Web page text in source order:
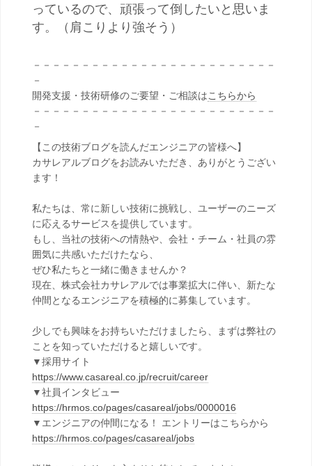
っているので、頑張って倒したいと思いま
す。（肩こりより強そう）
－－－－－－－－－－－－－－－－－－－－－－－－－
－
開発支援・技術研修のご要望・ご相談はこちらから
－－－－－－－－－－－－－－－－－－－－－－－－－
－
【この技術ブログを読んだエンジニアの皆様へ】
カサレアルブログをお読みいただき、ありがとうござい
ます！
私たちは、常に新しい技術に挑戦し、ユーザーのニーズ
に応えるサービスを提供しています。
もし、当社の技術への情熱や、会社・チーム・社員の雰
囲気に共感いただけたなら、
ぜひ私たちと一緒に働きませんか？
現在、株式会社カサレアルでは事業拡大に伴い、新たな
仲間となるエンジニアを積極的に募集しています。
少しでも興味をお持ちいただけましたら、まずは弊社の
ことを知っていただけると嬉しいです。
▼採用サイト
https://www.casareal.co.jp/recruit/career
▼社員インタビュー
https://hrmos.co/pages/casareal/jobs/0000016
▼エンジニアの仲間になる！ エントリーはこちらから
https://hrmos.co/pages/casareal/jobs